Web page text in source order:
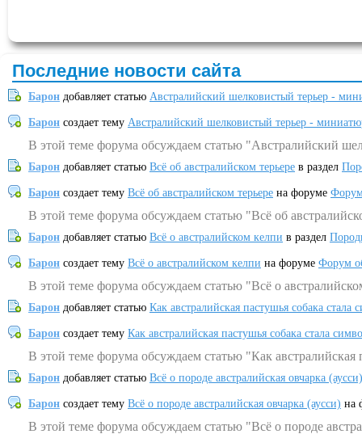
Последние новости сайта
Барон добавляет статью Австралийский шелковистый терьер -
Барон создает тему Австралийский шелковистый терьер -
В этой теме форума обсуждаем статью "Австралийский
Барон добавляет статью Всё об австралийском терьере в раздел
Барон создает тему Всё об австралийском терьере на форуме
В этой теме форума обсуждаем статью "Всё об
Барон добавляет статью Всё о австралийском келпи в раздел
Барон создает тему Всё о австралийском келпи на форуме Форум
В этой теме форума обсуждаем статью "Всё о
Барон добавляет статью Как австралийская пастушья собака
Барон создает тему Как австралийская пастушья собака стала
В этой теме форума обсуждаем статью "Как
Барон добавляет статью Всё о породе австралийская овчарка (аусси)
Барон создает тему Всё о породе австралийская овчарка (аусси) на
В этой теме форума обсуждаем статью "Всё о породе